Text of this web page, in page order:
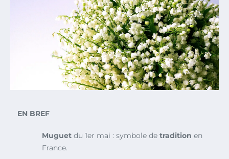
EN BREF
Muguet du 1er mai : symbole de tradition en
France.